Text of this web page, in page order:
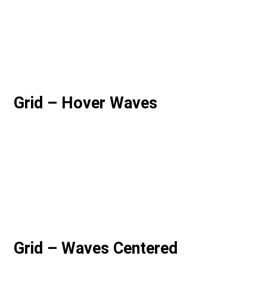
Grid – Hover Waves
Grid – Waves Centered